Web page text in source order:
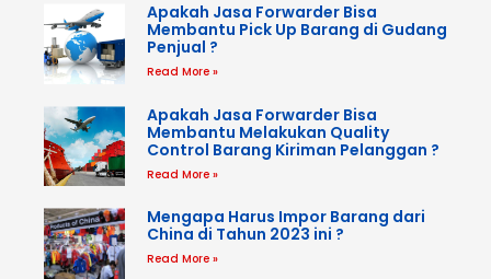
Apakah Jasa Forwarder Bisa
Membantu Pick Up Barang di Gudang
Penjual ?
Read More »
Apakah Jasa Forwarder Bisa
Membantu Melakukan Quality
Control Barang Kiriman Pelanggan ?
Read More »
Mengapa Harus Impor Barang dari
China di Tahun 2023 ini ?
Read More »